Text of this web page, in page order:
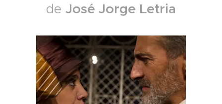
de José Jorge Letria